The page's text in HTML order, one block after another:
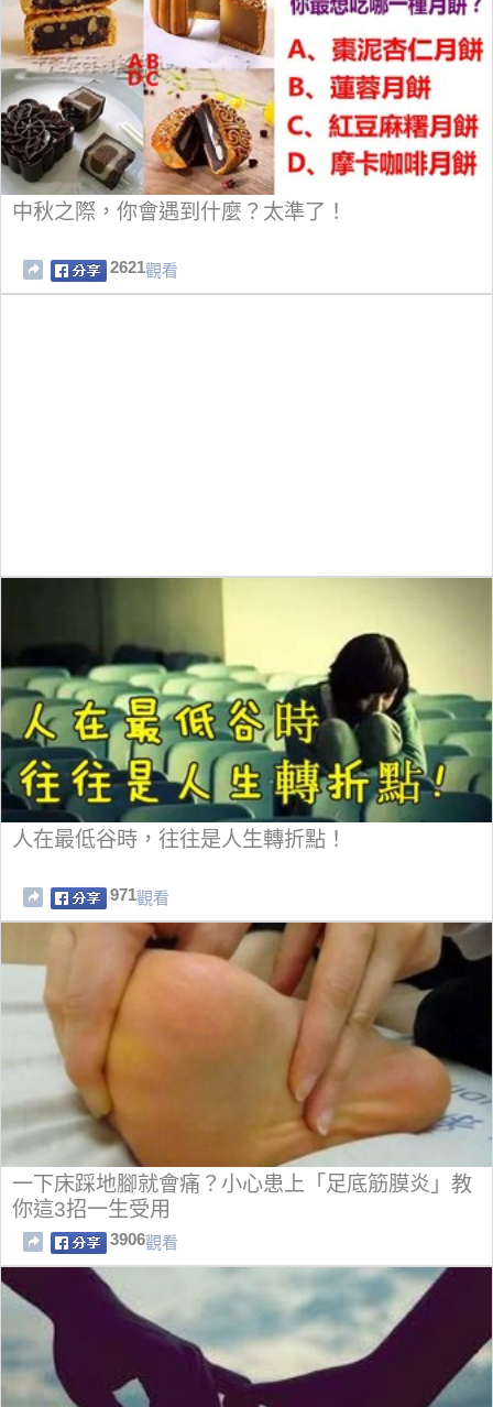
中秋之際，你會遇到什麼？太準了！
2621觀看
人在最低谷時，往往是人生轉折點！
971觀看
一下床踩地腳就會痛？小心患上「足底筋膜炎」教
你這3招一生受用
3906觀看